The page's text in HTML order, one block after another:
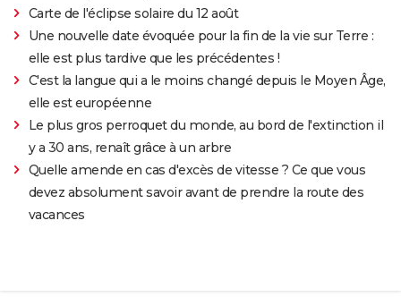
Carte de l'éclipse solaire du 12 août
Une nouvelle date évoquée pour la fin de la vie sur Terre :
elle est plus tardive que les précédentes !
C'est la langue qui a le moins changé depuis le Moyen Âge,
elle est européenne
Le plus gros perroquet du monde, au bord de l'extinction il
y a 30 ans, renaît grâce à un arbre
Quelle amende en cas d'excès de vitesse ? Ce que vous
devez absolument savoir avant de prendre la route des
vacances